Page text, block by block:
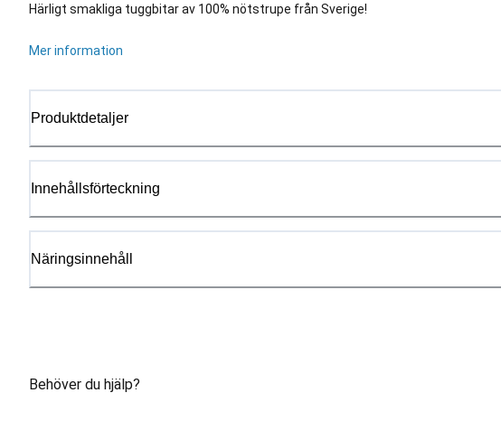
Härligt smakliga tuggbitar av 100% nötstrupe från Sverige!
Mer information
Produktdetaljer
Innehållsförteckning
Näringsinnehåll
Behöver du hjälp?